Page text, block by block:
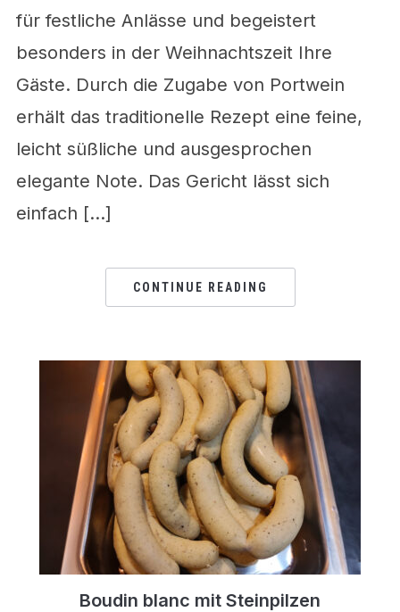
für festliche Anlässe und begeistert
besonders in der Weihnachtszeit Ihre
Gäste. Durch die Zugabe von Portwein
erhält das traditionelle Rezept eine feine,
leicht süßliche und ausgesprochen
elegante Note. Das Gericht lässt sich
einfach […]
CONTINUE READING
Boudin blanc mit Steinpilzen